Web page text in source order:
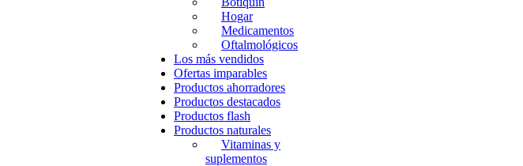
Hogar
Medicamentos
Oftalmológicos
Los más vendidos
Ofertas imparables
Productos ahorradores
Productos destacados
Productos flash
Productos naturales
Vitaminas y
suplementos